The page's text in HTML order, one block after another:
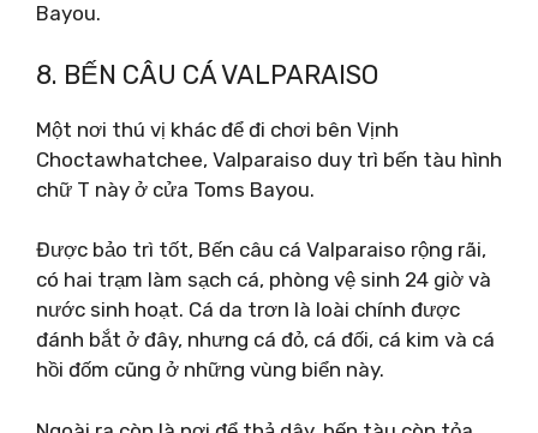
Bayou.
8. BẾN CÂU CÁ VALPARAISO
Một nơi thú vị khác để đi chơi bên Vịnh
Choctawhatchee, Valparaiso duy trì bến tàu hình
chữ T này ở cửa Toms Bayou.
Được bảo trì tốt, Bến câu cá Valparaiso rộng rãi,
có hai trạm làm sạch cá, phòng vệ sinh 24 giờ và
nước sinh hoạt. Cá da trơn là loài chính được
đánh bắt ở đây, nhưng cá đỏ, cá đối, cá kim và cá
hồi đốm cũng ở những vùng biển này.